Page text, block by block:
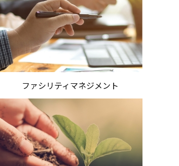
ファシリティマネジメント